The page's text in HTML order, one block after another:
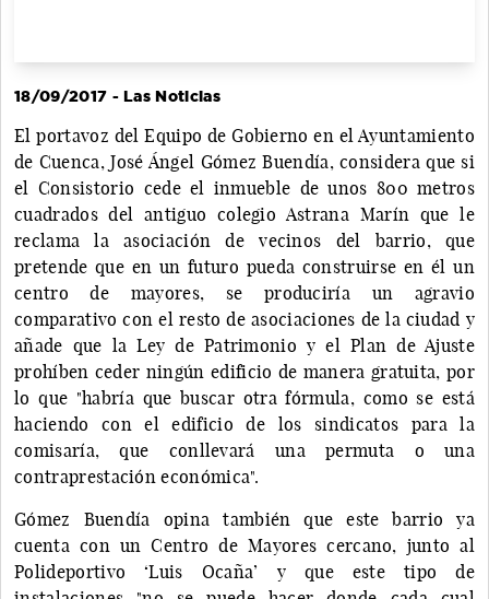
18/09/2017 - Las Noticias
El portavoz del Equipo de Gobierno en el Ayuntamiento
de Cuenca, José Ángel Gómez Buendía, considera que si
el Consistorio cede el inmueble de unos 800 metros
cuadrados del antiguo colegio Astrana Marín que le
reclama la asociación de vecinos del barrio, que
pretende que en un futuro pueda construirse en él un
centro de mayores, se produciría un agravio
comparativo con el resto de asociaciones de la ciudad y
añade que la Ley de Patrimonio y el Plan de Ajuste
prohíben ceder ningún edificio de manera gratuita, por
lo que "habría que buscar otra fórmula, como se está
haciendo con el edificio de los sindicatos para la
comisaría, que conllevará una permuta o una
contraprestación económica".
Gómez Buendía opina también que este barrio ya
cuenta con un Centro de Mayores cercano, junto al
Polideportivo ‘Luis Ocaña’ y que este tipo de